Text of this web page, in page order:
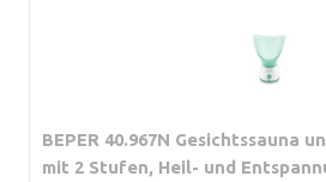
BEPER 40.967N Gesichtssauna
mit 2 Stufen, Heil- und